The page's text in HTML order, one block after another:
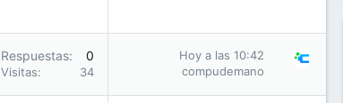
Respuestas 0
Visitas 34
Hoy a las 10:42
compudemano